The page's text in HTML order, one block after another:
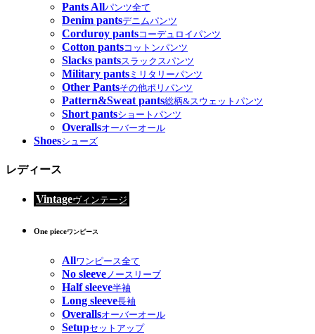
Pants Allパンツ全て
Denim pantsデニムパンツ
Corduroy pantsコーデュロイパンツ
Cotton pantsコットンパンツ
Slacks pantsスラックスパンツ
Military pants ミリタリーパンツ
Other Pantsその他ポリパンツ
Pattern&Sweat pants総柄&スウェットパンツ
Short pantsショートパンツ
Overallsオーバーオール
Shoesシューズ
レディース
Vintageヴィンテージ
One pieceワンピース
Allワンピース全て
No sleeve ノースリーブ
Half sleeve半袖
Long sleeve長袖
Overallsオーバーオール
Setupセットアップ